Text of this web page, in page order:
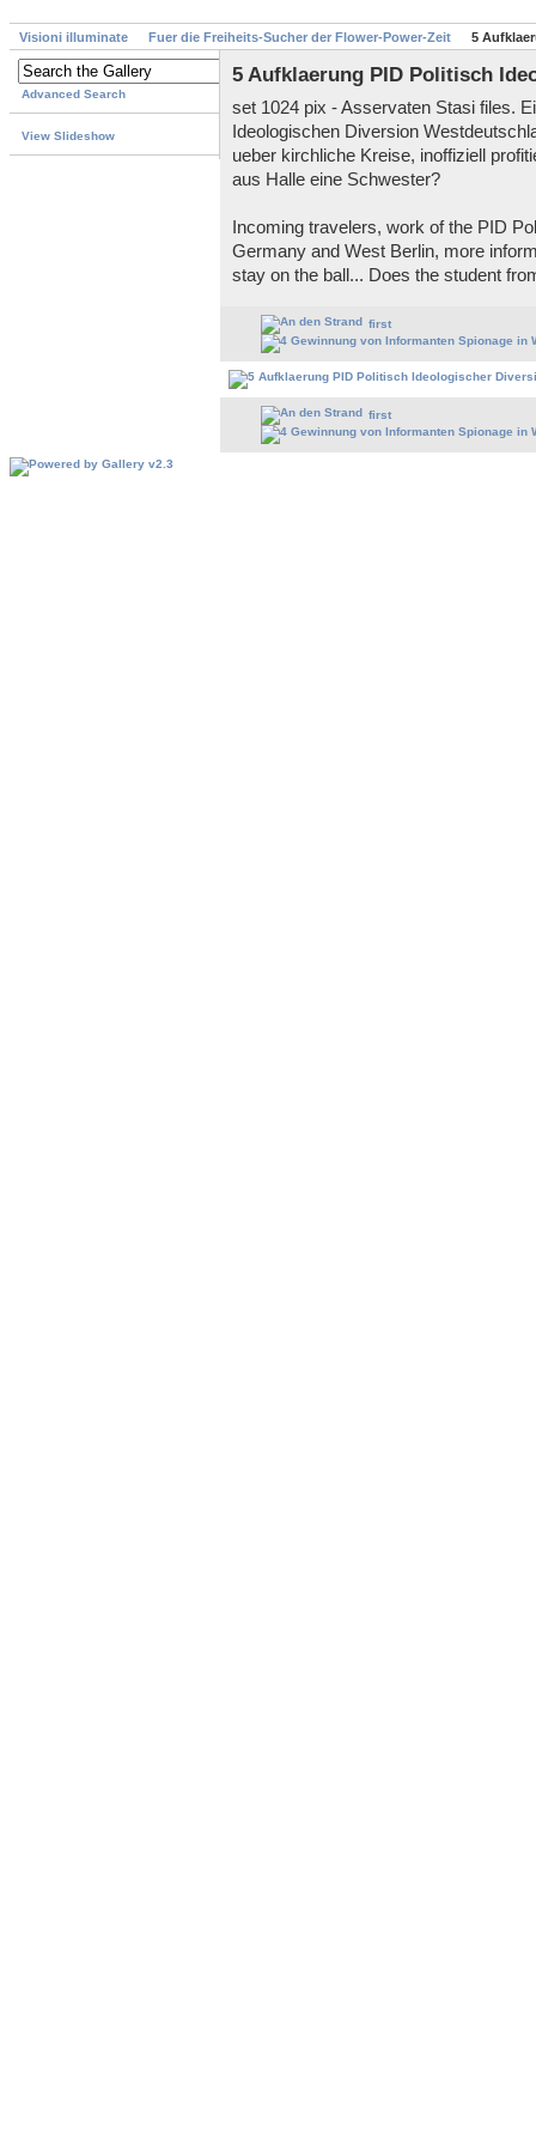
Visioni illuminate Fuer die Freiheits-Sucher der Flower-Power-Zeit 5
Advanced Search
View Slideshow
5 Aufklaerung PID Politisch
set 1024 pix - Asservaten Stasi files.
Ideologischen Diversion
ueber kirchliche Kreise, inoffiziell
aus Halle eine Schwester?
Incoming travelers, work of the PID
Germany and West Berlin, more
stay on the ball... Does the student
first
first